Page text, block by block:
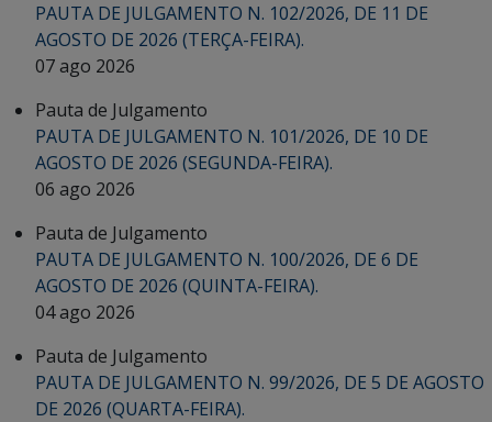
PAUTA DE JULGAMENTO N. 102/2026, DE 11 DE
AGOSTO DE 2026 (TERÇA-FEIRA).
07 ago 2026
Pauta de Julgamento
PAUTA DE JULGAMENTO N. 101/2026, DE 10 DE
AGOSTO DE 2026 (SEGUNDA-FEIRA).
06 ago 2026
Pauta de Julgamento
PAUTA DE JULGAMENTO N. 100/2026, DE 6 DE
AGOSTO DE 2026 (QUINTA-FEIRA).
04 ago 2026
Pauta de Julgamento
PAUTA DE JULGAMENTO N. 99/2026, DE 5 DE AGOSTO
DE 2026 (QUARTA-FEIRA).